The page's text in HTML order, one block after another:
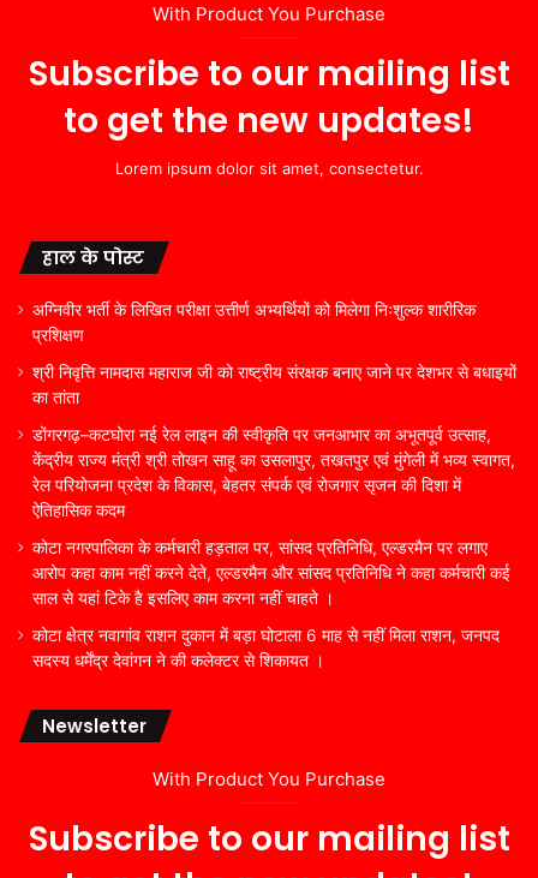
With Product You Purchase
Subscribe to our mailing list
to get the new updates!
Lorem ipsum dolor sit amet, consectetur.
हाल के पोस्ट
अग्निवीर भर्ती के लिखित परीक्षा उत्तीर्ण अभ्यर्थियों को मिलेगा निःशुल्क शारीरिक
प्रशिक्षण
श्री निवृत्ति नामदास महाराज जी को राष्ट्रीय संरक्षक बनाए जाने पर देशभर से बधाइयों
का तांता
डोंगरगढ़–कटघोरा नई रेल लाइन की स्वीकृति पर जनआभार का अभूतपूर्व उत्साह,
केंद्रीय राज्य मंत्री श्री तोखन साहू का उसलापुर, तखतपुर एवं मुंगेली में भव्य स्वागत,
रेल परियोजना प्रदेश के विकास, बेहतर संपर्क एवं रोजगार सृजन की दिशा में
ऐतिहासिक कदम
कोटा नगरपालिका के कर्मचारी हड़ताल पर, सांसद प्रतिनिधि, एल्डरमैन पर लगाए
आरोप कहा काम नहीं करने देते, एल्डरमैन और सांसद प्रतिनिधि ने कहा कर्मचारी कई
साल से यहां टिके है इसलिए काम करना नहीं चाहते ।
कोटा क्षेत्र नवागांव राशन दुकान में बड़ा घोटाला 6 माह से नहीं मिला राशन, जनपद
सदस्य धर्मेंद्र देवांगन ने की कलेक्टर से शिकायत ।
Newsletter
With Product You Purchase
Subscribe to our mailing list